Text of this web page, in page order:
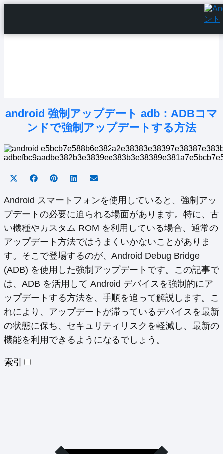
android 強制アップデート adb：ADBコマ
ンドで強制アップデートする方法
Share
X
(Twitter)
Share
Facebook
Share
Pinterest
Share
LinkedInEmail
Android スマートフォンを使用していると、強制アッ
プデートの必要に迫られる場面があります。特に、古
い機種やカスタム ROM を利用している場合、通常の
アップデート方法ではうまくいかないことがありま
す。そこで登場するのが、Android Debug Bridge
(ADB) を使用した強制アップデートです。この記事で
は、ADB を活用して Android デバイスを強制的にア
ップデートする方法を、手順を追って解説します。こ
れにより、アップデートが滞っているデバイスを最新
の状態に保ち、セキュリティリスクを軽減し、最新の
機能を利用できるようになるでしょう。
索引